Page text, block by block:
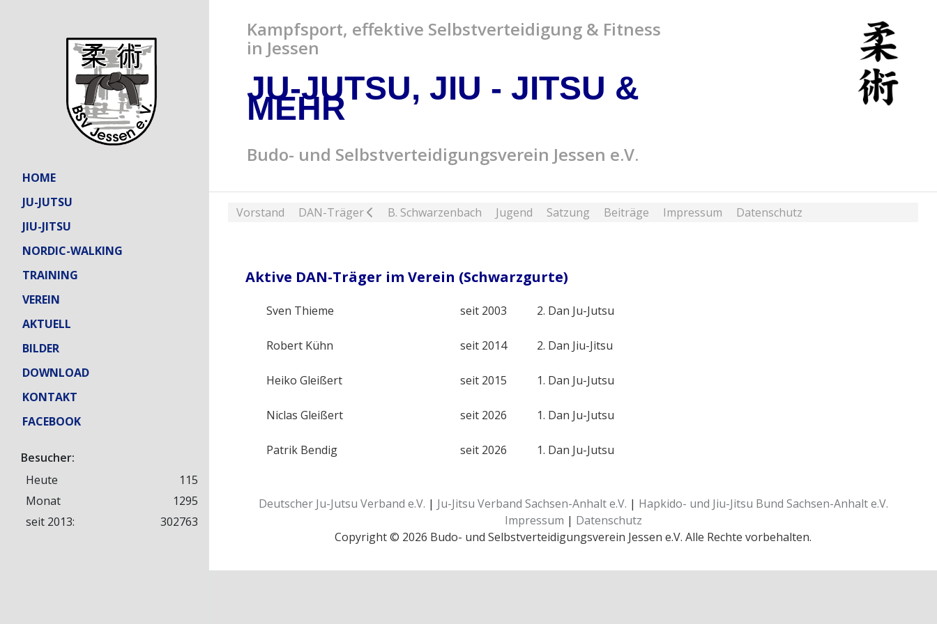
HOME
JU-JUTSU
JIU-JITSU
NORDIC-WALKING
TRAINING
VEREIN
AKTUELL
BILDER
DOWNLOAD
KONTAKT
FACEBOOK
Besucher:
Heute
115
Monat
1295
seit 2013:
302763
Kampfsport, effektive Selbstverteidigung & Fitness
in Jessen
JU-JUTSU, JIU - JITSU &
MEHR
Budo- und Selbstverteidigungsverein Jessen e.V.
Vorstand DAN-Träger B. Schwarzenbach Jugend Satzung Beiträge Impressum Datenschutz
Aktive DAN-Träger im Verein (Schwarzgurte)
Sven Thieme seit 2003 2. Dan Ju-Jutsu
Robert Kühn seit 2014 2. Dan Jiu-Jitsu
Heiko Gleißert seit 2015 1. Dan Ju-Jutsu
Niclas Gleißert seit 2026 1. Dan Ju-Jutsu
Patrik Bendig seit 2026 1. Dan Ju-Jutsu
Deutscher Ju-Jutsu Verband e.V. | Ju-Jitsu Verband Sachsen-Anhalt e.V. | Hapkido- und Jiu-Jitsu Bund Sachsen-Anhalt e.V.
Impressum | Datenschutz
Copyright © 2026 Budo- und Selbstverteidigungsverein Jessen e.V. Alle Rechte vorbehalten.